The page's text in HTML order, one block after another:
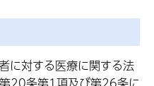
に対する医療に関する法